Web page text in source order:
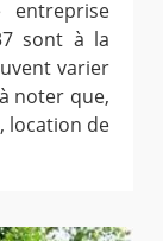
sont à la
varier
noter que,
location de